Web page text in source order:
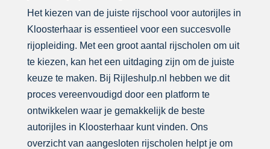
Het kiezen van de juiste rijschool voor autorijles in
Kloosterhaar is essentieel voor een succesvolle
rijopleiding. Met een groot aantal rijscholen om uit
te kiezen, kan het een uitdaging zijn om de juiste
keuze te maken. Bij Rijleshulp.nl hebben we dit
proces vereenvoudigd door een platform te
ontwikkelen waar je gemakkelijk de beste
autorijles in Kloosterhaar kunt vinden. Ons
overzicht van aangesloten rijscholen helpt je om